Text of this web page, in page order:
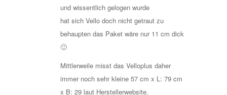
und wissentlich gelogen wurde
hat sich Vello doch nicht getraut zu
behaupten das Paket wäre nur 11 cm dick
🙂
Mittlerweile misst das Velloplus daher
immer noch sehr kleine 57 cm x L: 79 cm
x B: 29 laut Herstellerwebsite.